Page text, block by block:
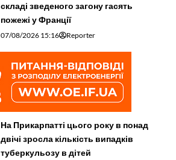
складі зведеного загону гасять
пожежі у Франції
07/08/2026 15:16 Reporter
На Прикарпатті цього року в понад
двічі зросла кількість випадків
туберкульозу в дітей